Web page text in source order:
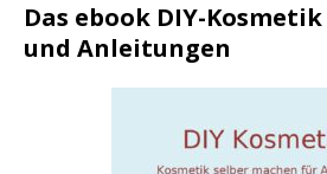
Das ebook DIY-
und Anleitungen